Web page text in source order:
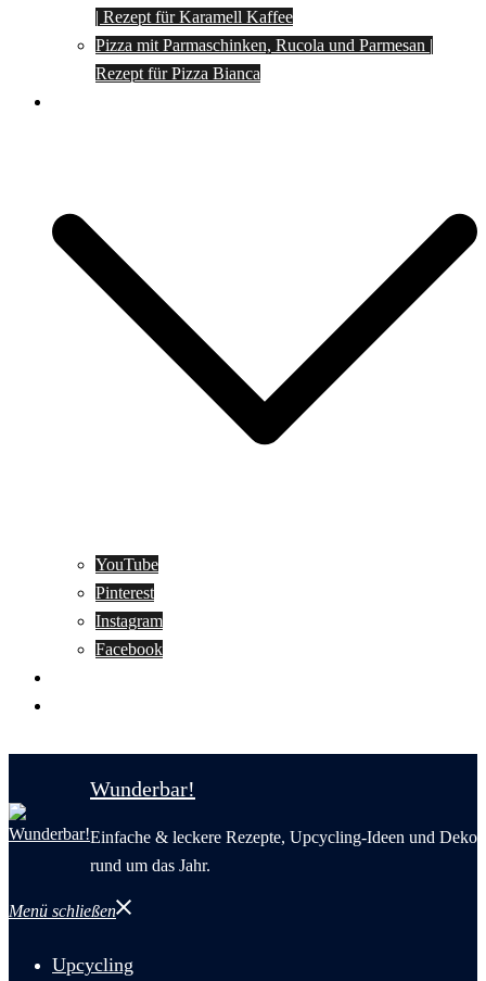
| Rezept für Karamell Kaffee
Pizza mit Parmaschinken, Rucola und Parmesan |
Rezept für Pizza Bianca
YouTube
Pinterest
Instagram
Facebook
Wunderbar!
Einfache & leckere Rezepte, Upcycling-Ideen und Deko
rund um das Jahr.
Menü schließen
Upcycling